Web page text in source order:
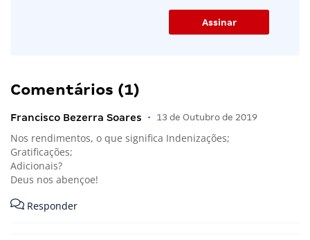
Comentários (1)
Francisco Bezerra Soares • 13 de Outubro de 2019
Nos rendimentos, o que significa Indenizações;
Gratificações;
Adicionais?
Deus nos abençoe!
Responder